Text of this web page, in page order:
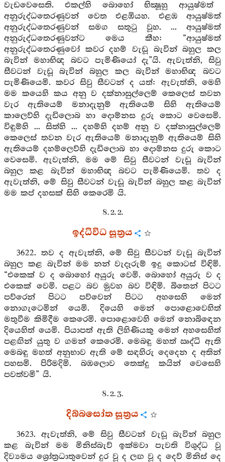
වැඩවෙසෙති. එකල්හි බොහෝ භික්‍ෂූහු ආයුෂ්මත්
අනුරුද්ධතෙරණුවන් වෙත එළඹියහ. එළඹ ආයුෂ්මත්
අනුරුද්ධතෙරණුවන් සමග සතුටු වූහ. ... ආයුෂ්මත්
අනුරුද්ධතෙරණුවන්ට මෙය කීහ: “ආයුෂ්මත්
අනුරුද්ධතෙරණුවෝ කවර දහම් වැඩූ බැවින් බහුල කල
බැවින් මහාභිඥ බවට පැමිණියෝ දැ”යි. ඇවැත්නි, සිවු
සීවටන් වැඩූ බැවින් බහුල කල බැවින් මහාභිඥ බවට
පැමිණියෙමි. කවර සිවු සීවටන් ද යත්: ඇවැත්නි, මෙහි
මම කයෙහි කය අනු ව දක්නාසුල්ලෙම් කෙලෙස් තවන
වැර ඇතියෙම් මනාදැනුම් ඇතියෙම් සිහි ඇතියෙම්
කාලෙව්හි දැඩිලොබ හා දොම්නස දුරු කොට වෙසෙමි.
විඳුම්හි ... සිත්හි ... දහම්හි දහම් අනු ව දක්නාසුල්ලෙම්
කෙලෙස් තවන වැර ඇතියෙම් මනාදැනුම් ඇතියෙම් සිහි
ඇතියෙම් දහම්ලෙව්හි දැඩිලොබ හා දොම්නස දුරු කොට
වෙසෙමි. ඇවැත්නි, මම මේ සිවු සීවටන් වැඩූ බැවින්
බහුල කළ බැවින් මහාභිඥ බවට පැමිණියෙමි. තව ද
ඇවැත්නි, මේ සිවු සීවටන් වැඩූ බැවින් බහුල කළ බැවින්
මම කප් දහසක් සිහි කෙරෙමි යි.
8. 2. 2.
ඉද්ධිවිධ සූත්‍රය
3622. තව ද ඇවැත්නි, මේ සිවු සීවටන් වැඩූ බැවින්
බහුල කළ බැවින් මම නන් වැදෑරුම් ඉදු කොටස් විඳිමි.
“එකෙක් ව ද බොහෝ අයුරු වෙමි. බොහෝ අයුරු ව ද
එකෙක් වෙමි. පළට බව මුවහ බව විඳිමි. බිතෙන් පිටට
පව්රෙන් පිටට පව්වෙන් පිටට අහසෙහි මෙන්
නොගැටෙමින් යෙමි. දියෙහි මෙන් පොළොවෙහිත්
මතුවීම කිමිදීම කෙරෙමි. පොළොවෙහි මෙන් නොබිඳෙන
දියෙහිත් යෙමි. පියාපත් ඇති ලිහිණියකු මෙන් අහසෙහිත්
පළඟින් යුතු ව ගමන් කෙරෙමි. මෙබඳු මහත් ඍද්ධි ඇති
මෙබඳු මහත් අනුභාව ඇති මේ සඳහිරු දෙදෙන ද අතින්
පහසමි. පිරිමදිමි. බඹලොව තෙක්දු කයින් වෙසෙහි
පවත්වමි” යි.
8. 2. 3.
දිබ්බසෝත සූත්‍රය
3623. ඇවැත්නි, මේ සිවු සීවටන් වැඩූ බැවින් බහුල
කළ බැවින් මම මිනිස්බැව් ඉක්මවා පැවති විශුද්ධ වූ
දිව්‍යමය ශ්‍රෝත්‍රධාතුවෙන් දුර වූ ද ලඟ වූ ද දෙව් මිනිස් දෙ